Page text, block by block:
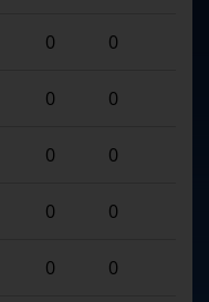
0 0
0 0
0 0
0 0
0 0